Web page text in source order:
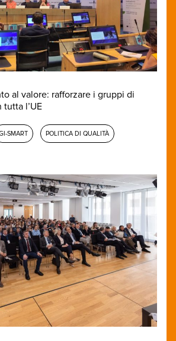
al valore: rafforzare i gruppi di
l’UE
SMART POLITICA DI QUALITÀ